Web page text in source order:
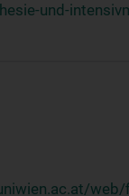
und-